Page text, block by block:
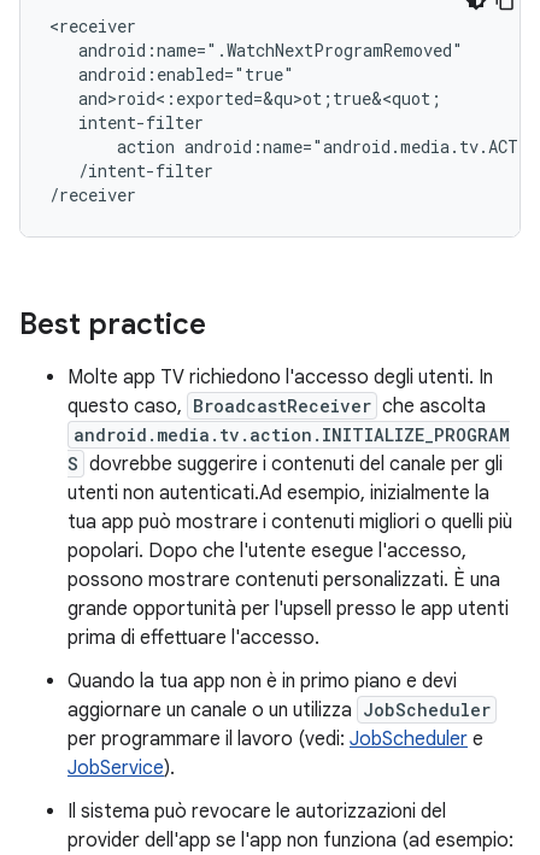
action
/intent-filter
Best practice
Molte app TV richiedono l'accesso degli utenti. In
questo caso, BroadcastReceiver che ascolta
android.media.tv.action.INITIALIZE_PROGRAM
S dovrebbe suggerire i contenuti del canale per gli
utenti non autenticati.Ad esempio, inizialmente la
tua app può mostrare i contenuti migliori o quelli più
popolari. Dopo che l'utente esegue l'accesso,
possono mostrare contenuti personalizzati. È una
grande opportunità per l'upsell presso le app utenti
prima di effettuare l'accesso.
Quando la tua app non è in primo piano e devi
aggiornare un canale o un utilizza JobScheduler
per programmare il lavoro (vedi: JobScheduler e
JobService).
Il sistema può revocare le autorizzazioni del
provider dell'app se l'app non funziona (ad esempio: